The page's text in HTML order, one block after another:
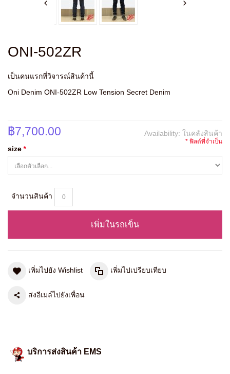
ONI-502ZR
เป็นคนแรกที่วิจารณ์สินค้านี้
Oni Denim ONI-502ZR Low Tension Secret Denim
Availability: ในคลังสินค้า
฿7,700.00
*
size
* ฟิลด์ที่จำเป็น
จำนวนสินค้า
เพิ่มในรถเข็น
เพิ่มไปยัง Wishlist เพิ่มไปเปรียบเทียบ
ส่งอีเมล์ไปยังเพื่อน
บริการส่งสินค้า EMS